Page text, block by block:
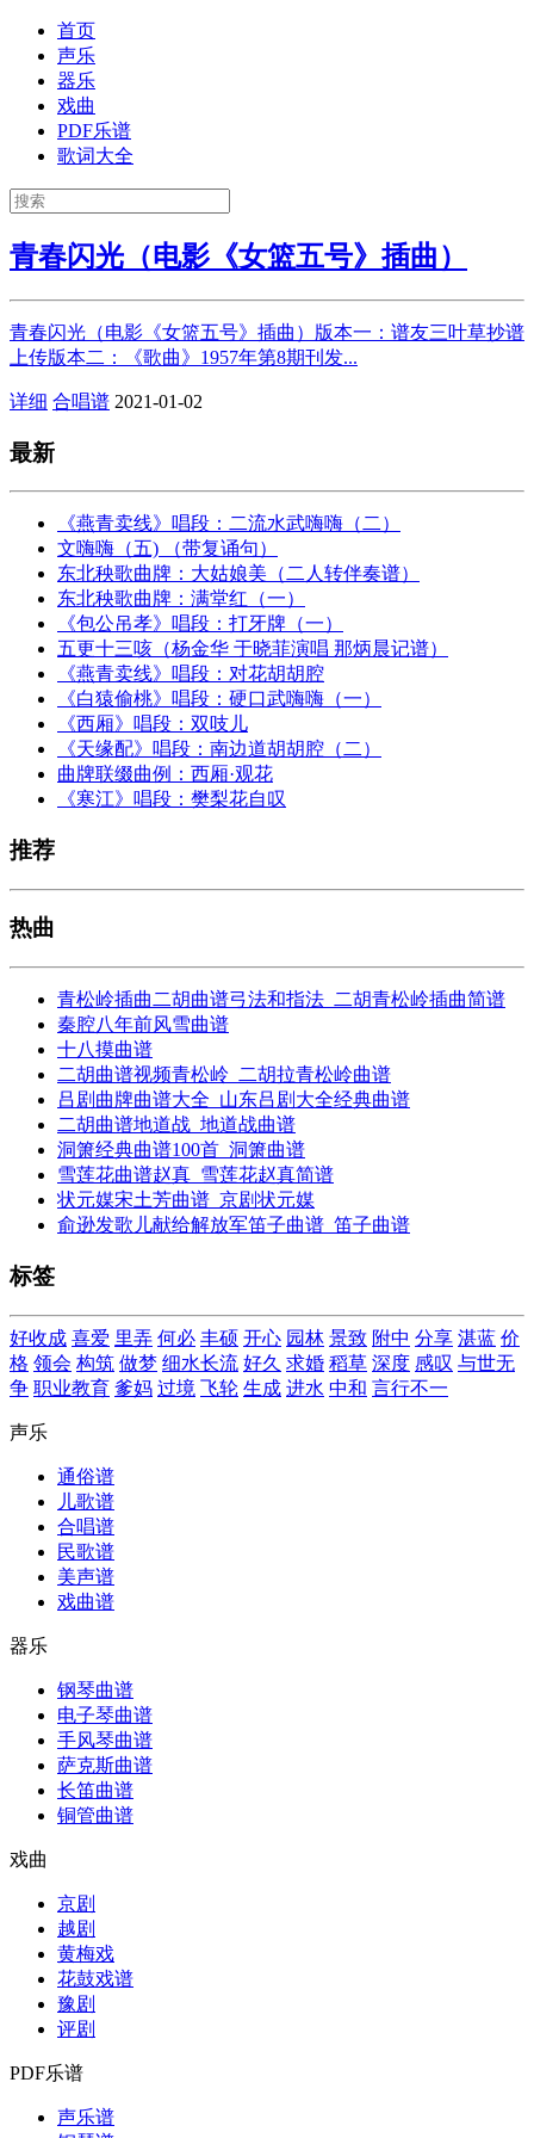
首页
声乐
器乐
戏曲
PDF乐谱
歌词大全
青春闪光（电影《女篮五号》插曲）
青春闪光（电影《女篮五号》插曲）版本一：谱友三叶草抄谱
上传版本二：《歌曲》1957年第8期刊发...
详细 合唱谱 2021-01-02
最新
《燕青卖线》唱段：二流水武嗨嗨（二）
文嗨嗨（五) （带复诵句）
东北秧歌曲牌：大姑娘美（二人转伴奏谱）
东北秧歌曲牌：满堂红（一）
《包公吊孝》唱段：打牙牌（一）
五更十三咳（杨金华 于晓菲演唱 那炳晨记谱）
《燕青卖线》唱段：对花胡胡腔
《白猿偷桃》唱段：硬口武嗨嗨（一）
《西厢》唱段：双吱儿
《天缘配》唱段：南边道胡胡腔（二）
曲牌联缀曲例：西厢·观花
《寒江》唱段：樊梨花自叹
推荐
热曲
青松岭插曲二胡曲谱弓法和指法_二胡青松岭插曲简谱
秦腔八年前风雪曲谱
十八摸曲谱
二胡曲谱视频青松岭_二胡拉青松岭曲谱
吕剧曲牌曲谱大全_山东吕剧大全经典曲谱
二胡曲谱地道战_地道战曲谱
洞箫经典曲谱100首_洞箫曲谱
雪莲花曲谱赵真_雪莲花赵真简谱
状元媒宋土芳曲谱_京剧状元媒
俞逊发歌儿献给解放军笛子曲谱_笛子曲谱
标签
好收成 喜爱 里弄 何必 丰硕 开心 园林 景致 附中 分享 湛蓝 价
格 领会 构筑 做梦 细水长流 好久 求婚 稻草 深度 感叹 与世无
争 职业教育 爹妈 过境 飞轮 生成 进水 中和 言行不一
声乐
通俗谱
儿歌谱
合唱谱
民歌谱
美声谱
戏曲谱
器乐
钢琴曲谱
电子琴曲谱
手风琴曲谱
萨克斯曲谱
长笛曲谱
铜管曲谱
戏曲
京剧
越剧
黄梅戏
花鼓戏谱
豫剧
评剧
PDF乐谱
声乐谱